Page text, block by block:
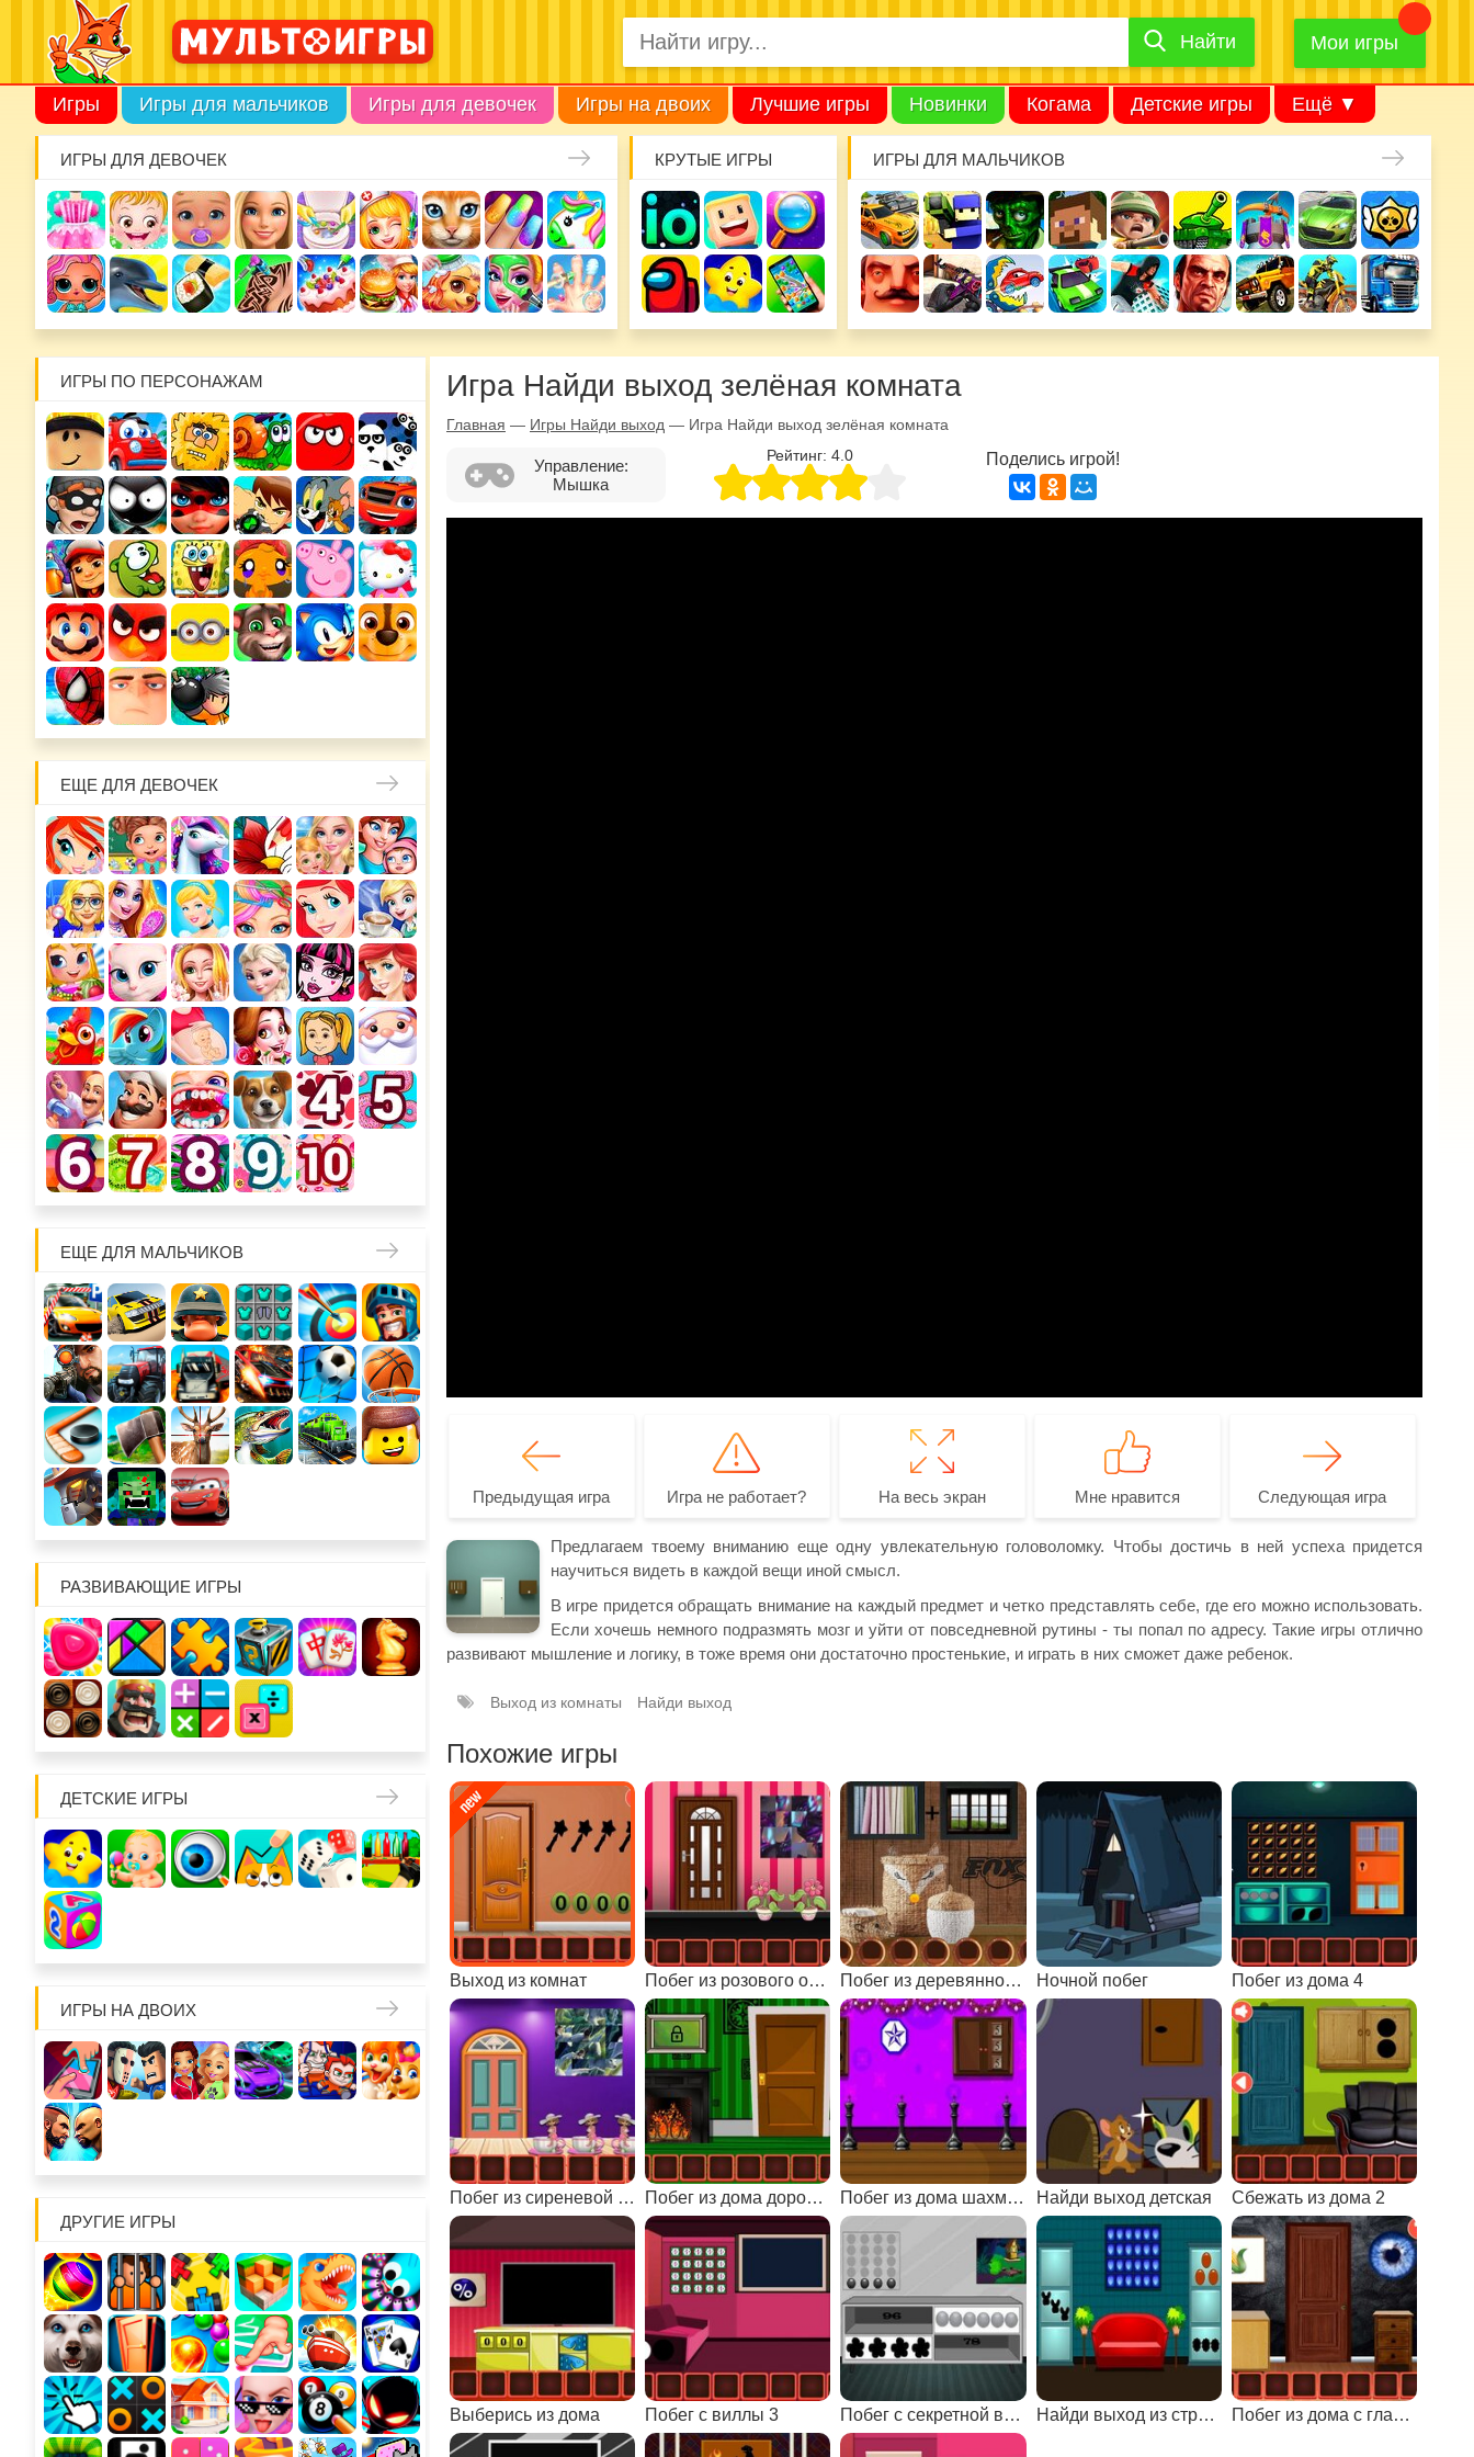
Найти
Найти Мои игры
Игры Игры для мальчиков Игры для девочек Игры на двоих Лучшие игры Новинки Когама Детские игры Ещё ▼
ИГРЫ ДЛЯ ДЕВОЧЕК КРУТЫЕ ИГРЫ ИГРЫ ДЛЯ МАЛЬЧИКОВ
ИГРЫ ПО ПЕРСОНАЖАМ
ЕЩЕ ДЛЯ ДЕВОЧЕК
ЕЩЕ ДЛЯ МАЛЬЧИКОВ
РАЗВИВАЮЩИЕ ИГРЫ
ДЕТСКИЕ ИГРЫ
ИГРЫ НА ДВОИХ
ДРУГИЕ ИГРЫ
Игра Найди выход зелёная комната
Главная — Игры Найди выход — Игра Найди выход зелёная комната
Управление:
Мышка
Рейтинг: 4.0 Поделись игрой!
Предыдущая игра Игра не работает? На весь экран Мне нравится Следующая игра
Предлагаем твоему вниманию еще одну увлекательную головоломку. Чтобы достичь в ней успеха придется
научиться видеть в каждой вещи иной смысл.
В игре придется обращать внимание на каждый предмет и четко представлять себе, где его можно использовать.
Если хочешь немного подразмять мозг и уйти от повседневной рутины - ты попал по адресу. Такие игры отлично
развивают мышление и логику, в тоже время они достаточно простенькие, и играть в них сможет даже ребенок.
Выход из комнаты Найди выход
Похожие игры
Выход из комнат Побег из розового особняка 1 Побег из деревянного дома 4 Ночной побег Побег из дома 4
Побег из сиреневой комнаты Побег из дома дорожного инспектора Побег из дома шахматиста Найди выход детская Сбежать из дома 2
Выберись из дома Побег с виллы 3 Побег с секретной виллы Найди выход из странного дома Побег из дома с глазами